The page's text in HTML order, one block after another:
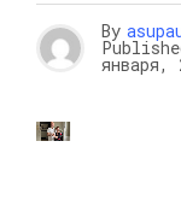
By
января,